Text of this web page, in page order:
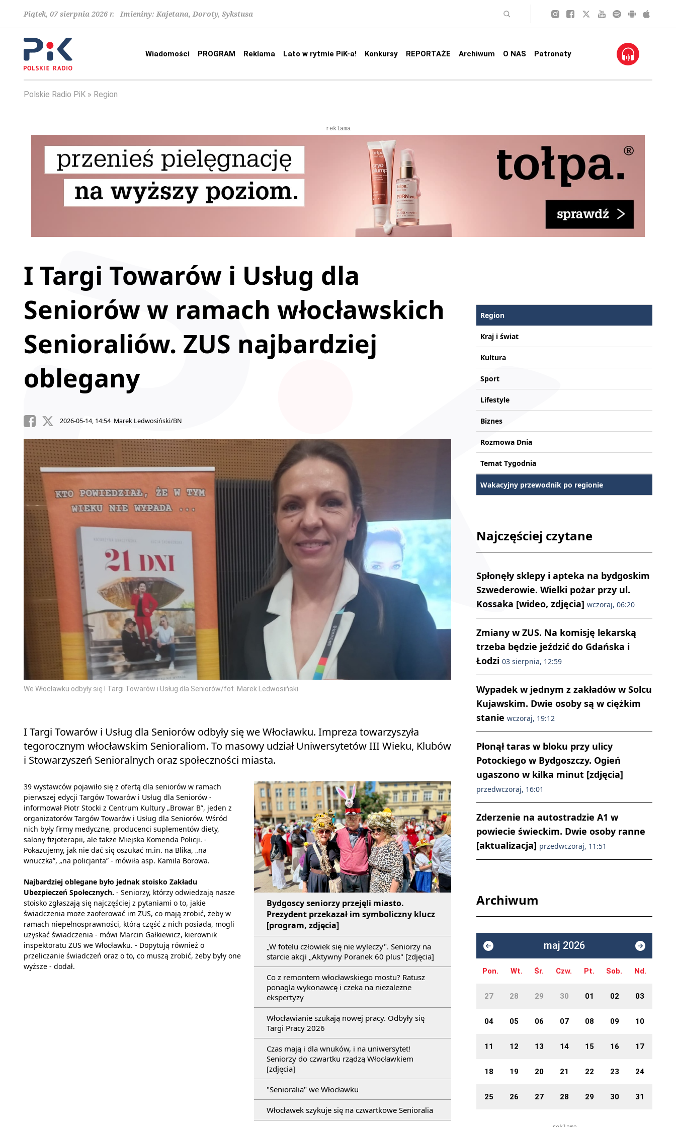
Piątek, 07 sierpnia 2026 r. Imieniny: Kajetana, Doroty, Sykstusa
Wiadomości PROGRAM Reklama Lato w rytmie PiK-a! Konkursy REPORTAŻE Archiwum O NAS Patronaty
Polskie Radio PiK Region
reklama
I Targi Towarów i Usług dla
Seniorów w ramach włocławskich
Senioraliów. ZUS najbardziej
oblegany
2026-05-14, 14:54 Marek Ledwosiński/BN
We Włocławku odbyły się I Targi Towarów i Usług dla Seniorów/fot. Marek Ledwosiński
I Targi Towarów i Usług dla Seniorów odbyły się we Włocławku. Impreza towarzyszyła
tegorocznym włocławskim Senioraliom. To masowy udział Uniwersytetów III Wieku, Klubów
i Stowarzyszeń Senioralnych oraz społeczności miasta.
Bydgoscy seniorzy przejęli miasto.
Prezydent przekazał im symboliczny klucz
[program, zdjęcia]
„W fotelu człowiek się nie wyleczy". Seniorzy na
starcie akcji „Aktywny Poranek 60 plus" [zdjęcia]
Co z remontem włocławskiego mostu? Ratusz
ponagla wykonawcę i czeka na niezależne
ekspertyzy
Włocławianie szukają nowej pracy. Odbyły się
Targi Pracy 2026
Czas mają i dla wnuków, i na uniwersytet!
Seniorzy do czwartku rządzą Włocławkiem
[zdjęcia]
"Senioralia" we Włocławku
Włocławek szykuje się na czwartkowe Senioralia
39 wystawców pojawiło się z ofertą dla seniorów w ramach
pierwszej edycji Targów Towarów i Usług dla Seniorów -
informował Piotr Stocki z Centrum Kultury „Browar B”, jeden z
organizatorów Targów Towarów i Usług dla Seniorów. Wśród
nich były firmy medyczne, producenci suplementów diety,
salony fizjoterapii, ale także Miejska Komenda Policji. -
Pokazujemy, jak nie dać się oszukać m.in. na Blika, „na
wnuczka”, „na policjanta” - mówiła asp. Kamila Borowa.
Najbardziej oblegane było jednak stoisko Zakładu
Ubezpieczeń Społecznych. - Seniorzy, którzy odwiedzają nasze
stoisko zgłaszają się najczęściej z pytaniami o to, jakie
świadczenia może zaoferować im ZUS, co mają zrobić, żeby w
ramach niepełnosprawności, którą część z nich posiada, mogli
uzyskać świadczenia - mówi Marcin Gałkiewicz, kierownik
inspektoratu ZUS we Włocławku. - Dopytują również o
przeliczanie świadczeń oraz o to, co muszą zrobić, żeby były one
wyższe - dodał.
Region
Kraj i świat
Kultura
Sport
Lifestyle
Biznes
Rozmowa Dnia
Temat Tygodnia
Wakacyjny przewodnik po regionie
Najczęściej czytane
Spłonęły sklepy i apteka na bydgoskim
Szwederowie. Wielki pożar przy ul.
Kossaka [wideo, zdjęcia] wczoraj, 06:20
Zmiany w ZUS. Na komisję lekarską
trzeba będzie jeździć do Gdańska i
Łodzi 03 sierpnia, 12:59
Wypadek w jednym z zakładów w Solcu
Kujawskim. Dwie osoby są w ciężkim
stanie wczoraj, 19:12
Płonął taras w bloku przy ulicy
Potockiego w Bydgoszczy. Ogień
ugaszono w kilka minut [zdjęcia]
przedwczoraj, 16:01
Zderzenie na autostradzie A1 w
powiecie świeckim. Dwie osoby ranne
[aktualizacja] przedwczoraj, 11:51
Archiwum
maj 2026
Pon. Wt. Śr. Czw. Pt. Sob. Nd.
27 28 29 30 01 02 03
04 05 06 07 08 09 10
11 12 13 14 15 16 17
18 19 20 21 22 23 24
25 26 27 28 29 30 31